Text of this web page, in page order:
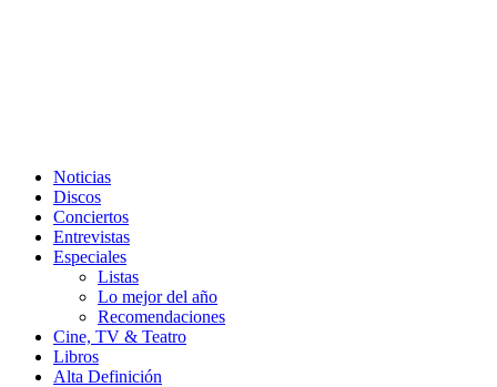
Noticias
Discos
Conciertos
Entrevistas
Especiales
Listas
Lo mejor del año
Recomendaciones
Cine, TV & Teatro
Libros
Alta Definición